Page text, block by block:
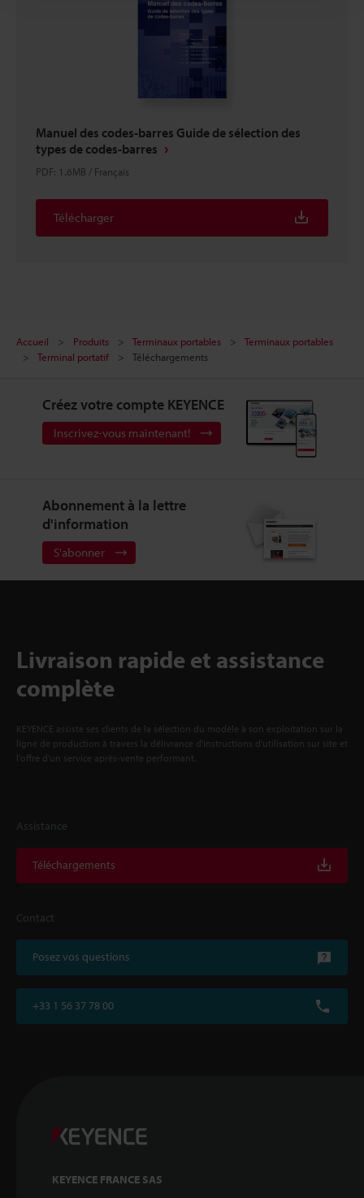
Manuel des codes-barres Guide de sélection des
types de codes-barres
PDF: 1.6MB / Français
Télécharger
Accueil Produits Terminaux portables
Terminaux portables
Terminal portatif
Téléchargements
Créez votre compte KEYENCE
Inscrivez-vous maintenant!
Abonnement à la lettre
d'information
S'abonner
Livraison rapide et assistance
complète
KEYENCE assiste ses clients de la sélection du modèle à son exploitation sur la
ligne de production à travers la délivrance d'instructions d'utilisation sur site et
l'offre d'un service après-vente performant.
Assistance
Téléchargements
Contact
Posez vos questions
+33 1 56 37 78 00
KEYENCE FRANCE SAS